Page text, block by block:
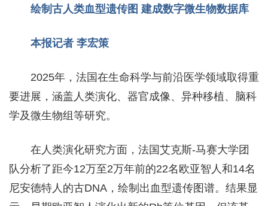
绘制古人类血型遗传图 建成数字微生物数据库
本报记者 李宏策
2025年，法国在生命科学与前沿医学领域取得重
要进展，涵盖人类演化、器官成像、异种移植、脑科
学及微生物组等研究。
在人类演化研究方面，法国艾克斯-马赛大学团
队分析了距今12万至2万年前的22名欧亚智人和14名
尼安德特人的古DNA，绘制出血型遗传图谱。结果显